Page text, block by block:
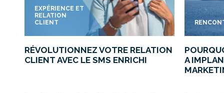
EXPÉRIENCE ET
RELATION
CLIENT
RÉVOLUTIONNEZ VOTRE RELATION
CLIENT AVEC LE SMS ENRICHI
A